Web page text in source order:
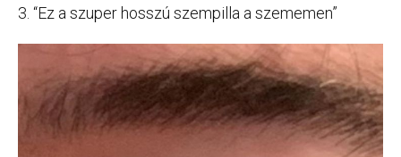
3. “Ez a szuper hosszú szempilla a szememen”